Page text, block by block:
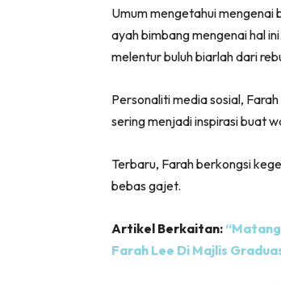
Umum mengetahui
ayah bimbang mengenai hal
melentur buluh biarlah dari
Personaliti media sosial,
sering menjadi inspirasi buat
Terbaru, Farah berkongsi
bebas gajet.
Artikel Berkaitan:
Farah Lee Di Majlis